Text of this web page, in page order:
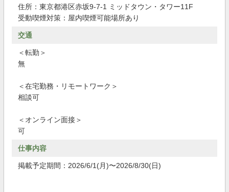
住所：東京都港区赤坂9-7-1 ミッドタウン・タワー11F
受動喫煙対策：屋内喫煙可能場所あり
交通
＜転勤＞
無
＜在宅勤務・リモートワーク＞
相談可
＜オンライン面接＞
可
仕事内容
掲載予定期間：2026/6/1(月)〜2026/8/30(日)